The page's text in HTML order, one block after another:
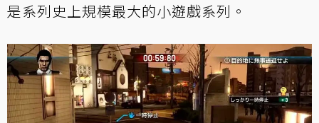
是系列史上規模最大的小遊戲系列。